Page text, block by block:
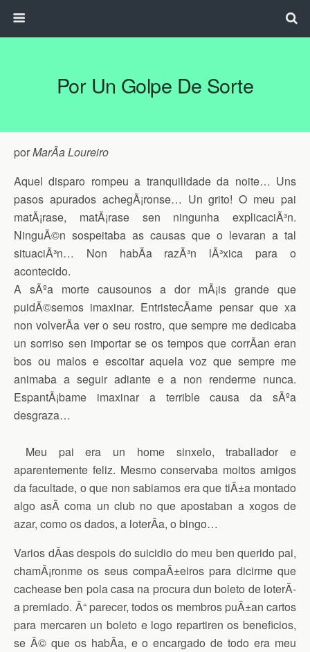
Por Un Golpe De Sorte
porMarÃ­a Loureiro
Aquel disparo rompeu a tranquilidade da noite… Uns
pasos apurados achegÃ¡ronse… Un grito! O meu pai
matÃ¡rase, matÃ¡rase sen ningunha explicaciÃ³n.
NinguÃ©n sospeitaba as causas que o levaran a tal
situaciÃ³n… Non habÃ­a razÃ³n lÃ³xica para o
acontecido.
A sÃºa morte causounos a dor mÃ¡is grande que
puidÃ©semos imaxinar. EntristecÃ­ame pensar que xa
non volverÃ­a ver o seu rostro, que sempre me dedicaba
un sorriso sen importar se os tempos que corrÃ­an eran
bos ou malos e escoitar aquela voz que sempre me
animaba a seguir adiante e a non renderme nunca.
EspantÃ¡bame imaxinar a terrible causa da sÃºa
desgraza…
Meu pai era un home sinxelo, traballador e
aparentemente feliz. Mesmo conservaba moitos amigos
da facultade, o que non sabiamos era que tiÃ±a montado
algo asÃ­ coma un club no que apostaban a xogos de
azar, como os dados, a loterÃ­a, o bingo…
Varios dÃ­as despois do suicidio do meu ben querido pai,
chamÃ¡ronme os seus compaÃ±eiros para dicirme que
cachease ben pola casa na procura dun boleto de loterÃ­
a premiado. Ã“ parecer, todos os membros puÃ±an cartos
para mercaren un boleto e logo repartiren os beneficios,
se Ã© que os habÃ­a, e o encargado de todo era meu